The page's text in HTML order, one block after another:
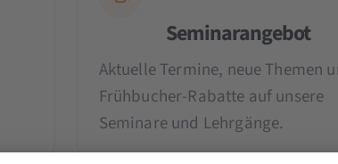
Seminarangebot
Aktuelle Termine, neue Themen
Frühbucher-Rabatte auf unsere
Seminare und Lehrgänge.